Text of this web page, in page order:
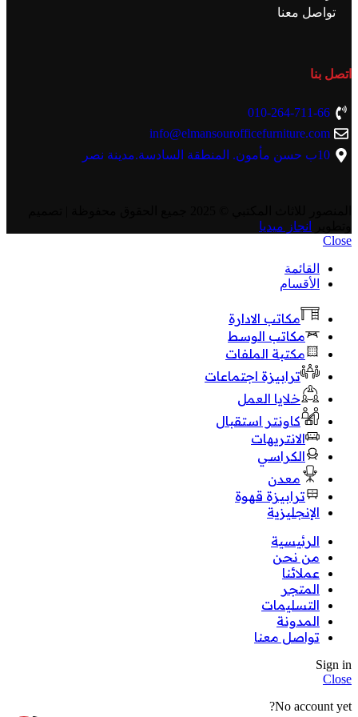
تواصل معنا
اتصل بنا
010-264-711-66
info@elmansourofficefurniture.com
10ب حسن مأمون. المنطقة السادسة.مدينة نصر
انجاز ميديا
Close
القائمة
الأقسام
مكاتب الادارة
مكاتب الوسط
مكتبة الملفات
ترابيزة اجتماعات
خلايا العمل
كاونتر استقبال
الانتريهات
الكراسي
معدن
ترابيزة قهوة
الإنجليزية
الرئيسية
من نحن
عملائنا
المتجر
التسليمات
المدونة
تواصل معنا
Sign in
Close
No account yet?